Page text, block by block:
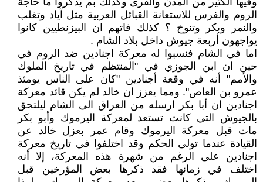
الروم والفرس للاستعانة القبائل العربية مثل آياد وتغلب
والنمر وبكر وتنوخ ؟ كذلك فاتهم ان البيزنطيين كانوا
يواجهون أربعة جيوش داخل بلاد الشام .
اما في الشام فنسبوا له معركة اجنادين ضد الروم في
حين ان ابن الجوزي في "المنتظم في تاريخ الملوك
والأمم" أنه في وقعة أجنادين "كان على الناس يومئذ
عمرو بن العاص". ومما يعزز ان خالد لم يكن قائد معركة
اجنادين ان أبا بكر ارسله من العراق الى الشام ليلتحق
بالجيوش التي كانت تستعد لمعركة اليرموك وأبو بكر
مات قبل معركة اليرموك وقام عمر بعزل خالد عن
القيادة عندما تولى الحكم وقد اختلفوا في تاريخ معركة
اجنادين على الرغم من شهرة هذه المعركة، إلا أنه
اختلف في زمانها فقد ذكرها بعض المؤرخين قبل